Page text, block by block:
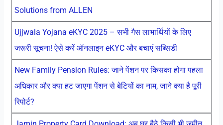
Solutions from ALLEN
Ujjwala Yojana eKYC 2025 – सभी गैस लाभार्थियों के लिए
जरूरी सूचना! ऐसे करें ऑनलाइन eKYC और बचाएं सब्सिडी
New Family Pension Rules: जाने पेंशन पर किसका होगा पहला
अधिकार और क्या हट जाएगा पेंशन से बेटियों का नाम, जाने क्या है पूरी
रिपोर्ट?